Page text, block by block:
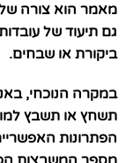
מאמר הוא צורה
גם תיעוד של
ביקורת או שבחים.
במקרה הנוכחי,
תשחץ או תשבץ
הפתרונות